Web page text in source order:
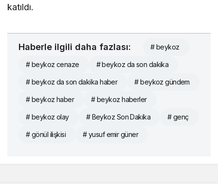
katıldı.
Haberle ilgili daha fazlası: # beykoz
# beykoz cenaze # beykoz da son dakika
# beykoz da son dakika haber # beykoz gündem
# beykoz haber # beykoz haberler
# beykoz olay # Beykoz Son Dakika # genç
# gönül ilişkisi # yusuf emir güner